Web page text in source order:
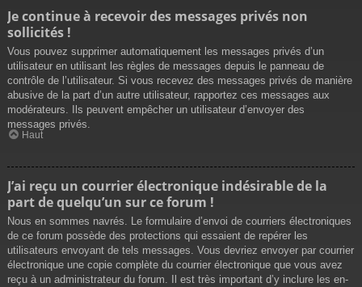
Je continue à recevoir des messages privés non
sollicités !
Vous pouvez supprimer automatiquement les messages privés d’un
utilisateur en utilisant les règles de messages depuis le panneau de
contrôle de l’utilisateur. Si vous recevez des messages privés de manière
abusive de la part d’un autre utilisateur, rapportez ces messages aux
modérateurs. Ils peuvent empêcher un utilisateur d’envoyer des
messages privés.
Haut
J’ai reçu un courrier électronique indésirable de la
part de quelqu’un sur ce forum !
Nous en sommes navrés. Le formulaire d’envoi de courriers électroniques
de ce forum possède des protections qui essaient de repérer les
utilisateurs envoyant de tels messages. Vous devriez envoyer par courrier
électronique une copie complète du courrier électronique que vous avez
reçu à un administrateur du forum. Il est très important d’y inclure les en-